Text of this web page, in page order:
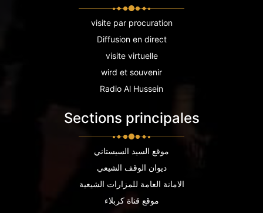
visite par procuration
Diffusion en direct
visite virtuelle
wird et souvenir
Radio Al Hussein
Sections principales
موقع السيد السيستاني
ديوان الوقف الشيعي
الامانة العامة للمزارات الشيعية
موقع قناة كربلاء